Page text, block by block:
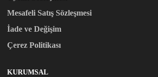
Mesafeli Satış Sözleşmesi
İade ve Değişim
Çerez Politikası
KURUMSAL